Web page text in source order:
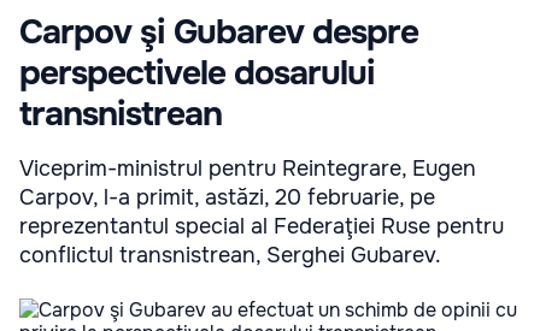
Carpov şi Gubarev despre
perspectivele dosarului
transnistrean
Viceprim-ministrul pentru Reintegrare, Eugen
Carpov, l-a primit, astăzi, 20 februarie, pe
reprezentantul special al Federaţiei Ruse pentru
conflictul transnistrean, Serghei Gubarev.